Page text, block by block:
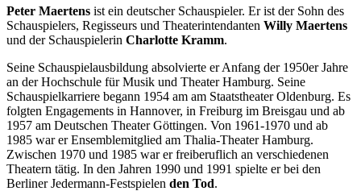
Peter Maertens ist ein deutscher Schauspieler. Er ist der Sohn des
Schauspielers, Regisseurs und Theaterintendanten Willy Maertens
und der Schauspielerin Charlotte Kramm.
Seine Schauspielausbildung absolvierte er Anfang der 1950er Jahre
an der Hochschule für Musik und Theater Hamburg. Seine
Schauspielkarriere begann 1954 am am Staatstheater Oldenburg. Es
folgten Engagements in Hannover, in Freiburg im Breisgau und ab
1957 am Deutschen Theater Göttingen. Von 1961-1970 und ab
1985 war er Ensemblemitglied am Thalia-Theater Hamburg.
Zwischen 1970 und 1985 war er freiberuflich an verschiedenen
Theatern tätig. In den Jahren 1990 und 1991 spielte er bei den
Berliner Jedermann-Festspielen den Tod.